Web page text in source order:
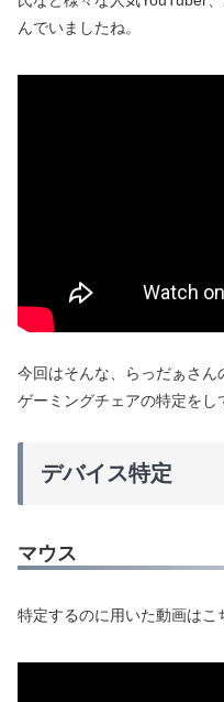
んでいましたね。
今回はそんな、らっだぁさん
ゲーミングチェアの特定をし
デバイス特定
マウス
特定するのに用いた動画はこ